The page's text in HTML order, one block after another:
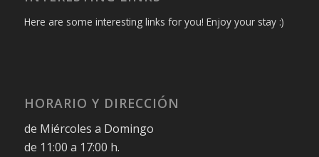
Here are some interesting links for you! Enjoy your stay :)
HORARIO Y DIRECCIÓN
de Miércoles a Domingo
de 11:00 a 17:00 h.